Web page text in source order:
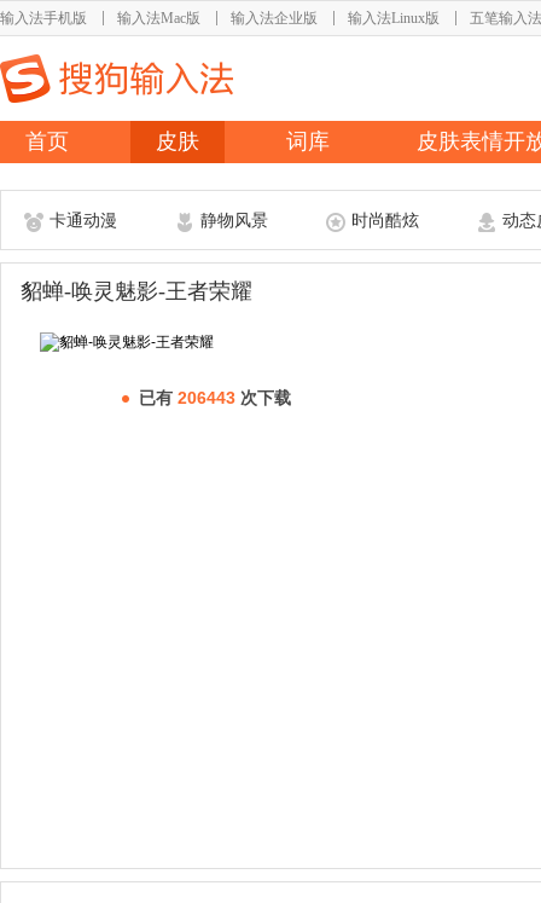
输入法手机版 输入法Mac版 输入法企业版 输入法Linux版 五笔输入法
首页 皮肤 词库 皮肤表情开
卡通动漫 静物风景 时尚酷炫 动态
貂蝉-唤灵魅影-王者荣耀
已有 206443 次下载